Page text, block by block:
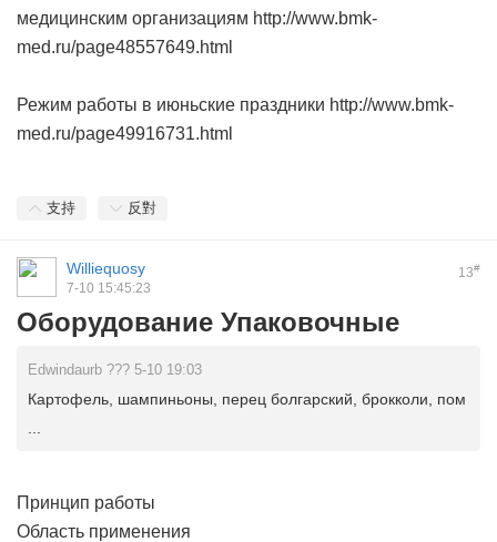
медицинским организациям http://www.bmk-
med.ru/page48557649.html
Режим работы в июньские праздники http://www.bmk-
med.ru/page49916731.html
支持 反對
13#
Williequosy
7-10 15:45:23
Оборудование Упаковочные
Edwindaurb ??? 5-10 19:03
Картофель, шампиньоны, перец болгарский, брокколи, пом
Принцип работы
Область применения